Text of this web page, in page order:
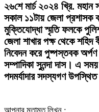
২৬শে মার্চ ২০২৪ খ্রি. মহান
সকাল ১১টায় জেলা প্রশাসক
মুক্তিযোদ্ধা স্মৃতি ফলকে
জেলা শাখার পক্ষ থেকে শহিদ
নিবেদন করে পুষ্পস্তবক অর্পণ
সম্পাদিকা সুনন্দা দাস। এ
পদমর্যাদার সদস্যগণ